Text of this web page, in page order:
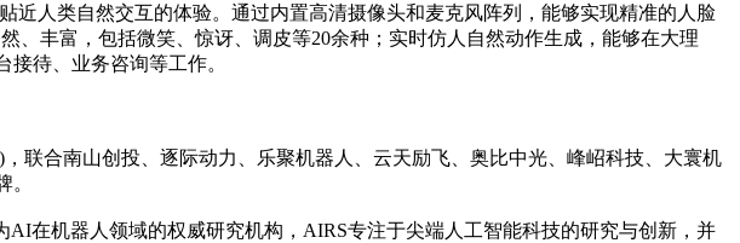
人类自然交互的体验。通过内置高清摄像头和麦克风阵列，能够实现精准的人脸
、丰富，包括微笑、惊讶、调皮等20余种；实时仿人自然动作生成，能够在大理
待、业务咨询等工作。
合南山创投、逐际动力、乐聚机器人、云天励飞、奥比中光、峰岹科技、大寰机
。
在机器人领域的权威研究机构，AIRS专注于尖端人工智能科技的研究与创新，并